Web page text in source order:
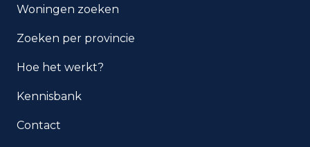
Heerhugowaard?
Welke woningtypen komen
het meest voor in
Heerhugowaard?
Woningen zoeken
Zoeken per provincie
Hoe het werkt?
Kennisbank
Contact